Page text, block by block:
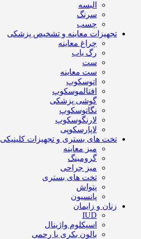
البسه
سرنگ
چسب
تجهیزات معاینه و تشخیص پزشکی
چراغ معاینه
رگ یاب
ست
ست معاینه
اتوسکوپ
افتالموسکوپ
گوشی پزشکی
نگاتوسکوپ
لارنگوسکوپ
لاپارسکوپی
تخت های بستری و تجهیزات کلینیکی
میز معاینه
گرومینگ
میز جراحی
تخت های بستری
پتواش
پانسیون
زنان و زایمان
IUD
اسپکلوم واژینال
بالون بکری یا رحمی